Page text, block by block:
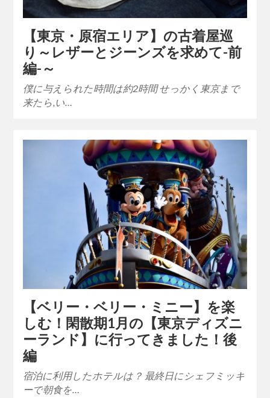
【東京・原宿エリア】の古着屋巡
り～レザーとジーンズを求めて-前
編-～
僕に与えられた時間は約2時間 せっかく東京まで
来たら,い…
【ベリー・ベリー・ミニー】を楽
しむ！閑散期1月の【東京ディズニ
ーランド】に行ってきました！後
編
宿泊に利用したホテルは？ 最終日にシェフミッキ
ーで朝食を…